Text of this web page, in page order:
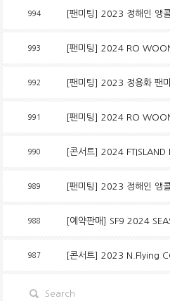
994 [팬미팅] 2023 정해인 앵
993 [팬미팅] 2024 RO
992 [팬미팅] 2023 정용화 팬
991 [팬미팅] 2024 RO
990 [콘서트] 2024 FTISLAND
989 [팬미팅] 2023 정해인 앵
988 [예약판매] SF9 2024
987 [콘서트] 2023 N.Flying
Search